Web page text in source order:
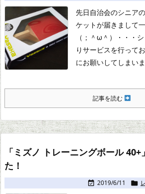
先日自治会のシニア
ケットが届きまして
（；＾ω＾）・・・
りサービスを行って
にお願いしてしまいま
記事を読む
「ミズノ トレーニングボール
た！
 2019/6/11 